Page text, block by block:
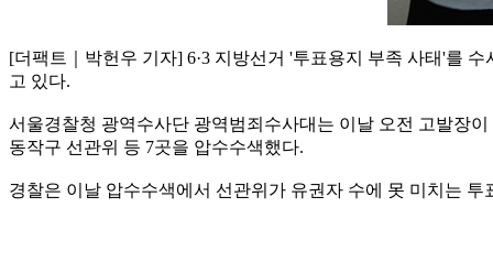
[더팩트｜박헌우 기자] 6·3 지방선거 '투표용지 부족 사태'를
고 있다.
서울경찰청 광역수사단 광역범죄수사대는 이날 오전 고발장
동작구 선관위 등 7곳을 압수수색했다.
경찰은 이날 압수수색에서 선관위가 유권자 수에 못 미치는